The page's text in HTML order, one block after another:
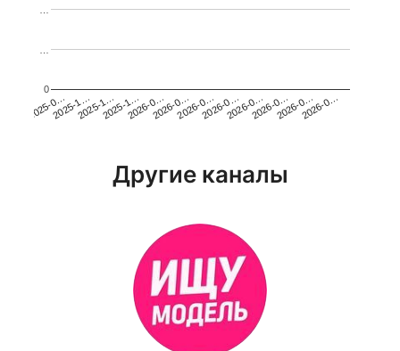
2025-0…2025-1…2025-1…2025-1…2026-0…2026-0…2026-0…2026-0…2026-0…2026-0…2026-0…2026-0…
0
Другие каналы